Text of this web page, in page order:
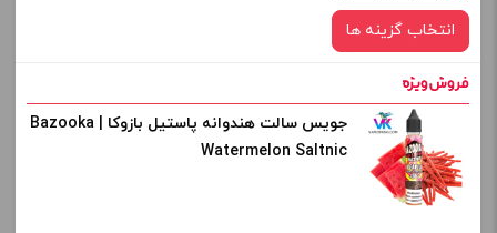
برای فعال شدن سبد خرید و نمایش قیمت ، گزینه های محصول را
-
انتخاب گزینه ها
خنکی
جویس سالت هندوانه پاستیل بازوکا | Bazooka
Watermelon Saltnic